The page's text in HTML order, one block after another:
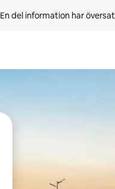
En del information har